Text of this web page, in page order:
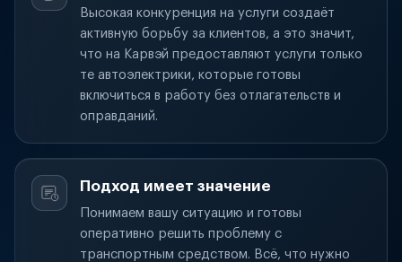
Высокая конкуренция на услуги создаёт
активную борьбу за клиентов, а это значит,
что на Карвэй предоставляют услуги только
те автоэлектрики, которые готовы
включиться в работу без отлагательств и
оправданий.
Подход имеет значение
Понимаем вашу ситуацию и готовы
оперативно решить проблему с
транспортным средством. Всё, что нужно